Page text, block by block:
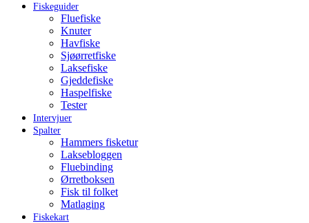
Fiskeguider
Fluefiske
Knuter
Havfiske
Sjøørretfiske
Laksefiske
Gjeddefiske
Haspelfiske
Tester
Intervjuer
Spalter
Hammers fisketur
Laksebloggen
Fluebinding
Ørretboksen
Fisk til folket
Matlaging
Fiskekart